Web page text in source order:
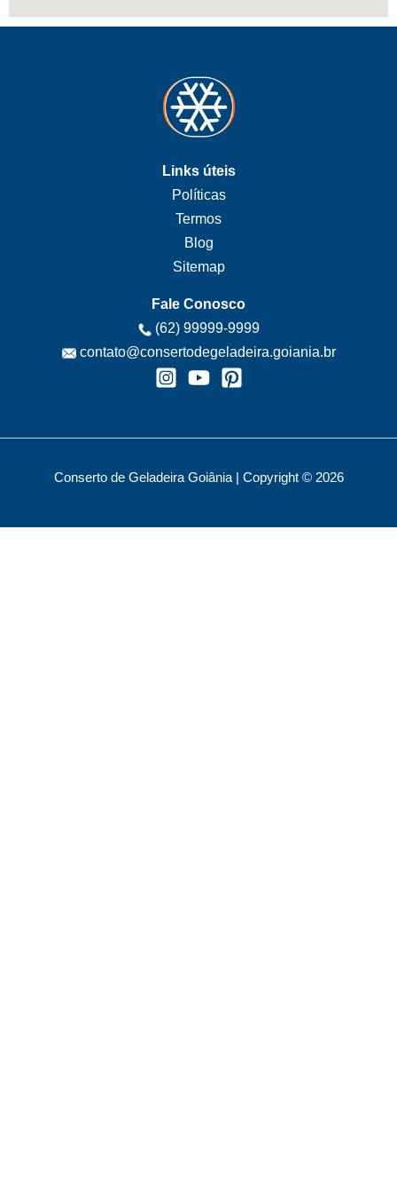
Links úteis
Políticas
Termos
Blog
Sitemap
Fale Conosco
(62) 99999-9999
contato@consertodegeladeira.goiania.br
Conserto de Geladeira Goiânia | Copyright © 2026